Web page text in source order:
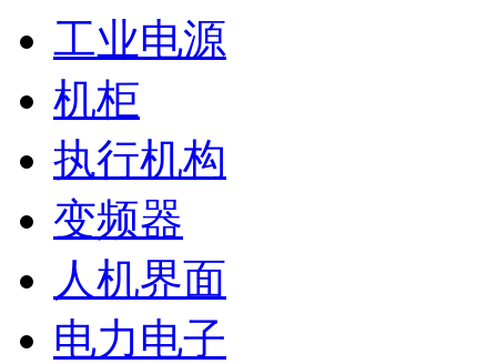
工业电源
机柜
执行机构
变频器
人机界面
电力电子